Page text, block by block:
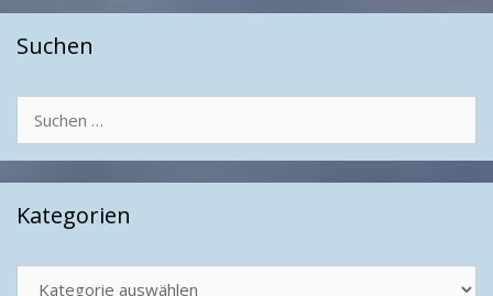
Suchen
nach:
Kategorien